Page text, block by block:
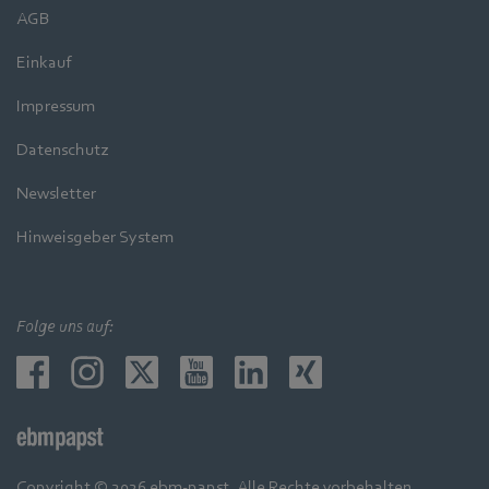
AGB
Einkauf
Impressum
Datenschutz
Newsletter
Hinweisgeber System
Folge uns auf: